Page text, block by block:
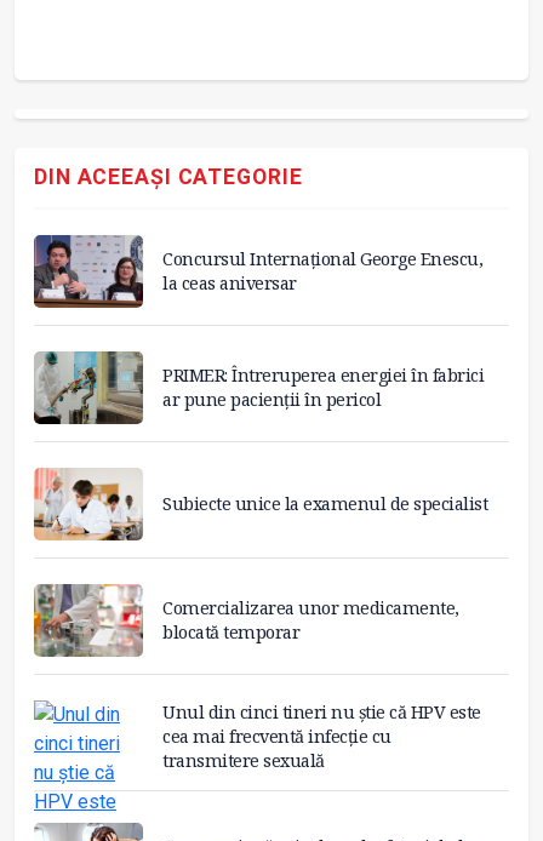
DIN ACEEAȘI CATEGORIE
Concursul Internațional George Enescu,
la ceas aniversar
PRIMER: Întreruperea energiei în fabrici
ar pune pacienții în pericol
Subiecte unice la examenul de specialist
Comercializarea unor medicamente,
blocată temporar
Unul din cinci tineri nu știe că HPV este
cea mai frecventă infecție cu
transmitere sexuală